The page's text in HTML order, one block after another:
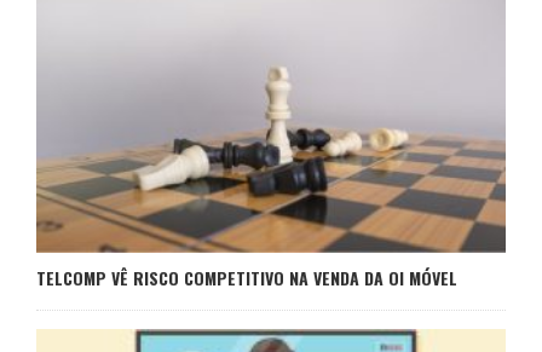
TELCOMP VÊ RISCO COMPETITIVO NA VENDA DA OI MÓVEL